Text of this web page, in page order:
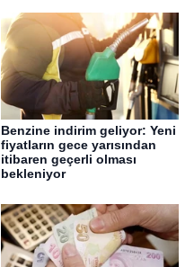
Benzine indirim geliyor: Yeni
fiyatların gece yarısından
itibaren geçerli olması
bekleniyor